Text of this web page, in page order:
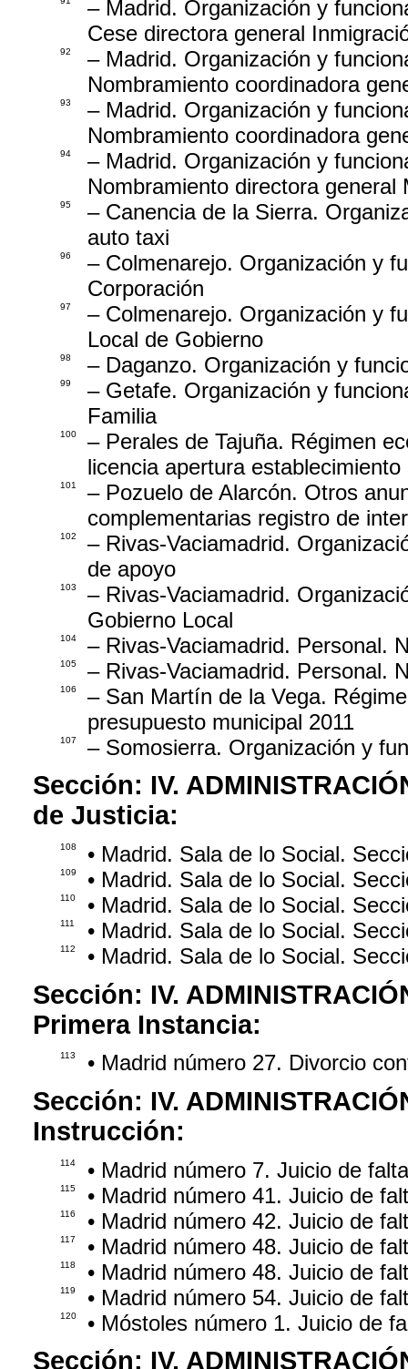
– Madrid. Organización y
Cese directora general
92
– Madrid. Organización y
Nombramiento coordinadora
93
– Madrid. Organización y
Nombramiento coordinadora
94
– Madrid. Organización y
Nombramiento directora general
95
– Canencia de la Sierra.
auto taxi
96
– Colmenarejo. Organización y
Corporación
97
– Colmenarejo. Organización y
Local de Gobierno
98 – Daganzo. Organización y
99
– Getafe. Organización y
Familia
100
– Perales de Tajuña. Régimen
licencia apertura establecimiento
101
– Pozuelo de Alarcón. Otros
complementarias registro de
102
– Rivas-Vaciamadrid.
de apoyo
103
– Rivas-Vaciamadrid.
Gobierno Local
104 – Rivas-Vaciamadrid. Personal.
105 – Rivas-Vaciamadrid. Personal.
106
– San Martín de la Vega.
presupuesto municipal 2011
107 – Somosierra. Organización y
Sección: IV.
de Justicia:
108 • Madrid. Sala de lo Social.
109 • Madrid. Sala de lo Social.
110 • Madrid. Sala de lo Social.
111 • Madrid. Sala de lo Social.
112 • Madrid. Sala de lo Social.
Sección: IV.
Primera Instancia:
113 • Madrid número 27. Divorcio
Sección: IV.
Instrucción:
114 • Madrid número 7. Juicio de
115 • Madrid número 41. Juicio de
116 • Madrid número 42. Juicio de
117 • Madrid número 48. Juicio de
118 • Madrid número 48. Juicio de
119 • Madrid número 54. Juicio de
120 • Móstoles número 1. Juicio de
Sección: IV.